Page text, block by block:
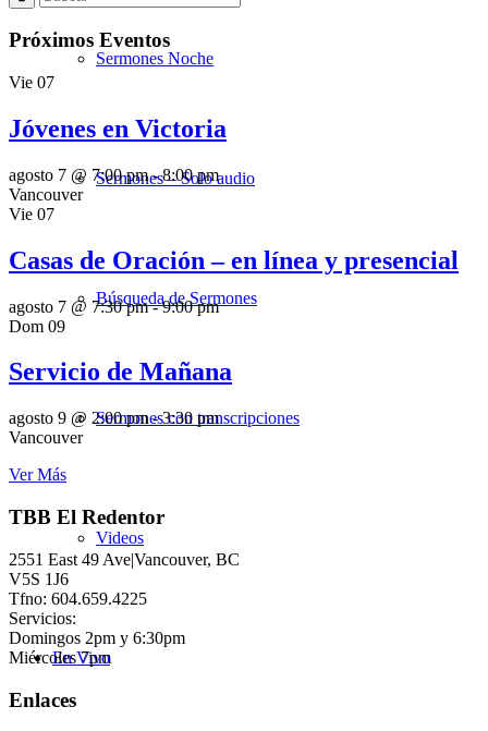
Sermones Noche
Sermones – Solo audio
Búsqueda de Sermones
Sermones con transcripciones
Videos
En Vivo
Próximos Eventos
Vie 07
Jóvenes en Victoria
agosto 7 @ 7:00 pm-8:00 pm
Vancouver
Vie 07
Casas de Oración – en línea y presencial
agosto 7 @ 7:30 pm-9:00 pm
Dom 09
Servicio de Mañana
agosto 9 @ 2:00 pm-3:30 pm
Vancouver
Ver Más
TBB El Redentor
2551 East 49 Ave|Vancouver, BC
V5S 1J6
Tfno: 604.659.4225
Servicios:
Domingos 2pm y 6:30pm
Miércoles 7pm
Enlaces